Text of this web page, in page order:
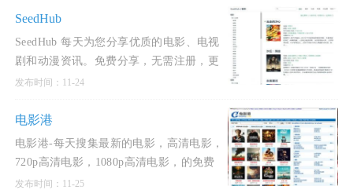
漫,综艺,日剧,韩
SeedHub
SeedHub 每天为您分享优质的电影、电视
剧和动漫资讯。免费分享，无需注册，更
新及时，我们致力打造最好的影视资讯分
站，致力于提供高质量的蓝光
发布时间：11-24
电影港
电影港-每天搜集最新的电影，高清电影，
720p高清电影，1080p高清电影，的免费
下载。专注于高清电影的下载服务。
发布时间：11-25